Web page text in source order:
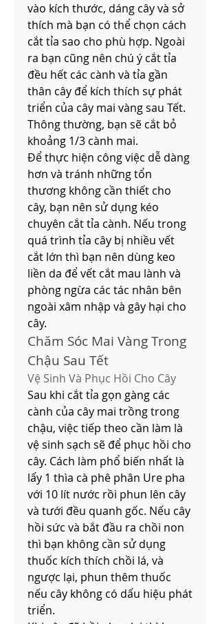
vào kích thước, dáng cây và sở
thích mà bạn có thể chọn cách
cắt tỉa sao cho phù hợp. Ngoài
ra bạn cũng nên chú ý cắt tỉa
đều hết các cành và tỉa gần
thân cây để kích thích sự phát
triển của cây mai vàng sau Tết.
Thông thường, bạn sẽ cắt bỏ
khoảng 1/3 cành mai.
Để thực hiện công việc dễ dàng
hơn và tránh những tổn
thương không cần thiết cho
cây, bạn nên sử dụng kéo
chuyên cắt tỉa cành. Nếu trong
quá trình tỉa cây bị nhiều vết
cắt lớn thì bạn nên dùng keo
liền da để vết cắt mau lành và
phòng ngừa các tác nhân bên
ngoài xâm nhập và gây hại cho
cây.
Chăm Sóc Mai Vàng Trong
Chậu Sau Tết
Vệ Sinh Và Phục Hồi Cho Cây
Sau khi cắt tỉa gọn gàng các
cành của cây mai trồng trong
chậu, việc tiếp theo cần làm là
vệ sinh sạch sẽ để phục hồi cho
cây. Cách làm phổ biến nhất là
lấy 1 thìa cà phê phân Ure pha
với 10 lít nước rồi phun lên cây
và tưới đều quanh gốc. Nếu cây
hồi sức và bắt đầu ra chồi non
thì bạn không cần sử dụng
thuốc kích thích chồi lá, và
ngược lại, phun thêm thuốc
nếu cây không có dấu hiệu phát
triển.